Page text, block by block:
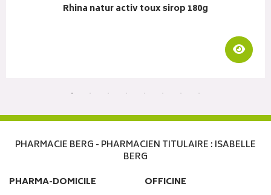
Rhina natur activ toux sirop 180g
PHARMACIE BERG - PHARMACIEN TITULAIRE : ISABELLE
BERG
PHARMA-DOMICILE
OFFICINE